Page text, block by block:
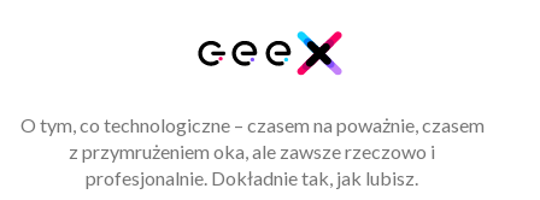
O tym, co technologiczne – czasem na poważnie, czasem
z przymrużeniem oka, ale zawsze rzeczowo i
profesjonalnie. Dokładnie tak, jak lubisz.